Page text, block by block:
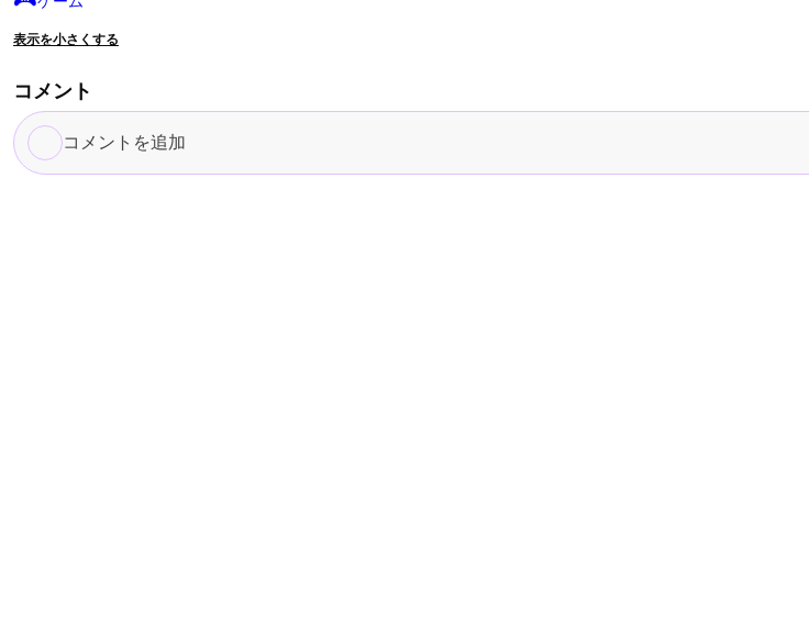
表示を小さくする
コメント
コ
メ